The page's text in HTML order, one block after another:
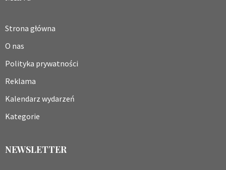
Strona główna
O nas
Polityka prywatności
Reklama
Kalendarz wydarzeń
Kategorie
NEWSLETTER